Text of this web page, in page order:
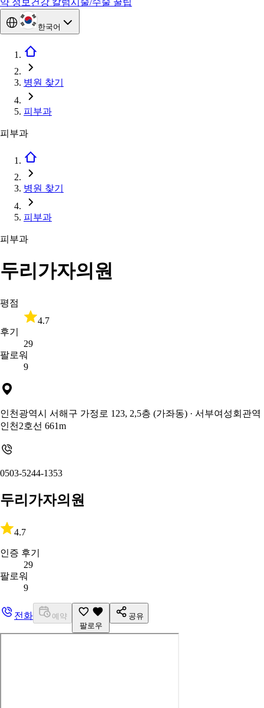
약 정보 건강 칼럼시술/수술 꿀팁
한국어
병원 찾기
피부과
피부과
병원 찾기
피부과
피부과
두리가자의원
평점
4.7
후기
29
팔로워
9
인천광역시 서해구 가정로 123, 2,5층 (가좌동) · 서부여성회관역
인천2호선 661m
0503-5244-1353
두리가자의원
4.7
인증 후기
29
팔로워
9
전화
예약
팔로우
공유